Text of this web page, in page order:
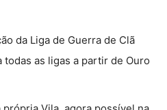
da Liga de Guerra de Clã
as ligas a partir de Ouro